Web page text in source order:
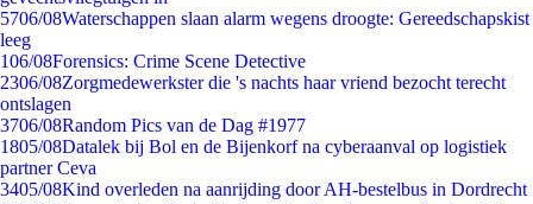
5706/08Waterschappen slaan alarm wegens droogte: Gereedschapskist
leeg
106/08Forensics: Crime Scene Detective
2306/08Zorgmedewerkster die 's nachts haar vriend bezocht terecht
ontslagen
3706/08Random Pics van de Dag #1977
1805/08Datalek bij Bol en de Bijenkorf na cyberaanval op logistiek
partner Ceva
3405/08Kind overleden na aanrijding door AH-bestelbus in Dordrecht